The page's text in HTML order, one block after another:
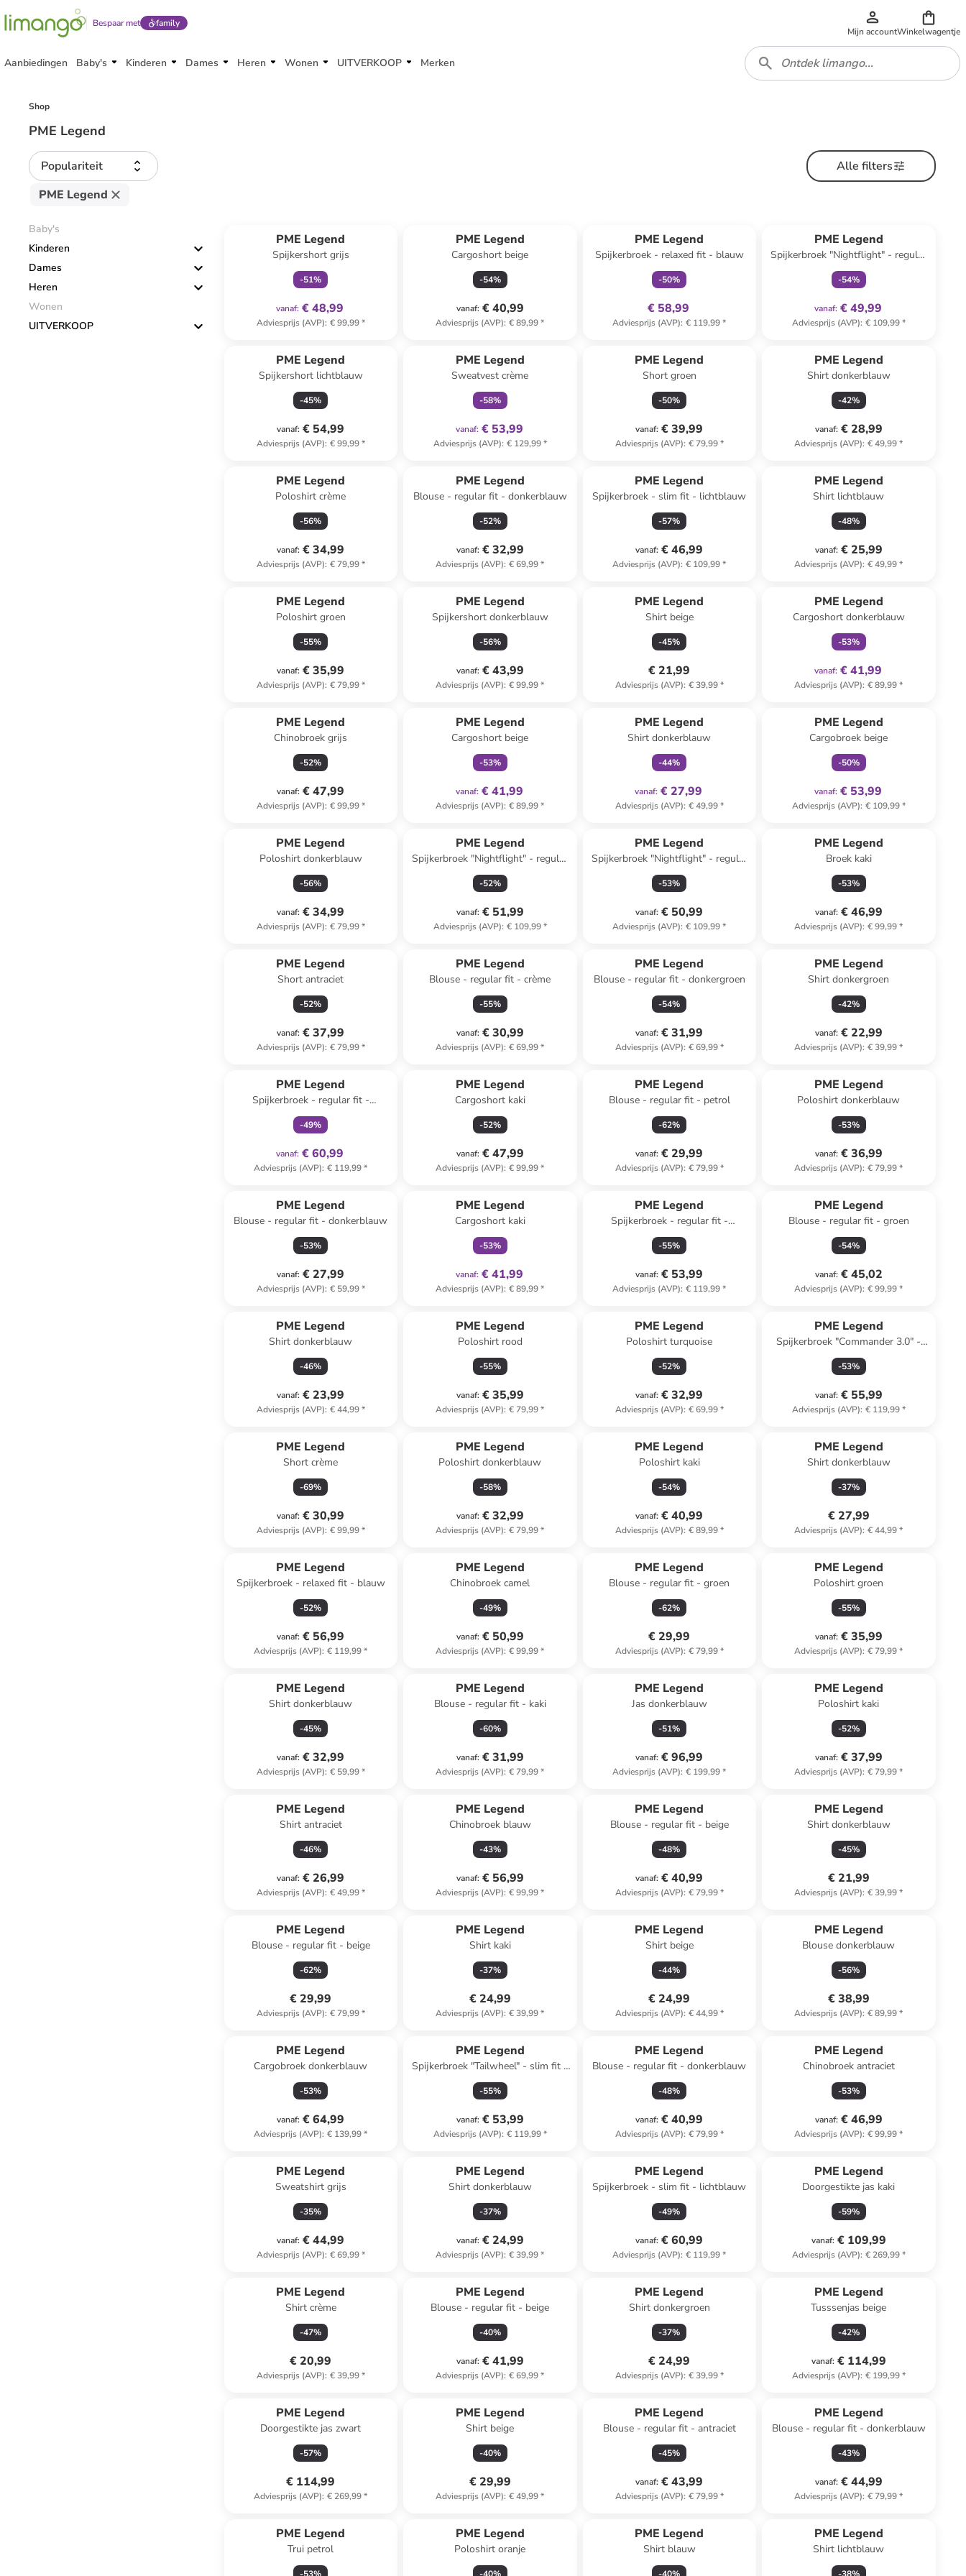
Bespaar met family
Mijn accountWinkelwagentje
Aanbiedingen Baby's Kinderen Dames Heren Wonen UITVERKOOP Merken
Shop
PME Legend
Populariteit
Alle filters
PME Legend
Baby's
Kinderen
Dames
Heren
Wonen
UITVERKOOP
PME Legend
Spijkershort grijs
-51%
vanaf: € 48,99
Adviesprijs (AVP): € 99,99*
PME Legend
Cargoshort beige
-54%
vanaf: € 40,99
Adviesprijs (AVP): € 89,99*
PME Legend
Spijkerbroek - relaxed fit - blauw
-50%
€ 58,99
Adviesprijs (AVP): € 119,99*
PME Legend
Spijkerbroek "Nightflight" - regular
fit - blauw
-54%
vanaf: € 49,99
Adviesprijs (AVP): € 109,99*
PME Legend
Spijkershort lichtblauw
-45%
vanaf: € 54,99
Adviesprijs (AVP): € 99,99*
PME Legend
Sweatvest crème
-58%
vanaf: € 53,99
Adviesprijs (AVP): € 129,99*
PME Legend
Short groen
-50%
vanaf: € 39,99
Adviesprijs (AVP): € 79,99*
PME Legend
Shirt donkerblauw
-42%
vanaf: € 28,99
Adviesprijs (AVP): € 49,99*
PME Legend
Poloshirt crème
-56%
vanaf: € 34,99
Adviesprijs (AVP): € 79,99*
PME Legend
Blouse - regular fit - donkerblauw
-52%
vanaf: € 32,99
Adviesprijs (AVP): € 69,99*
PME Legend
Spijkerbroek - slim fit - lichtblauw
-57%
vanaf: € 46,99
Adviesprijs (AVP): € 109,99*
PME Legend
Shirt lichtblauw
-48%
vanaf: € 25,99
Adviesprijs (AVP): € 49,99*
PME Legend
Poloshirt groen
-55%
vanaf: € 35,99
Adviesprijs (AVP): € 79,99*
PME Legend
Spijkershort donkerblauw
-56%
vanaf: € 43,99
Adviesprijs (AVP): € 99,99*
PME Legend
Shirt beige
-45%
€ 21,99
Adviesprijs (AVP): € 39,99*
PME Legend
Cargoshort donkerblauw
-53%
vanaf: € 41,99
Adviesprijs (AVP): € 89,99*
PME Legend
Chinobroek grijs
-52%
vanaf: € 47,99
Adviesprijs (AVP): € 99,99*
PME Legend
Cargoshort beige
-53%
vanaf: € 41,99
Adviesprijs (AVP): € 89,99*
PME Legend
Shirt donkerblauw
-44%
vanaf: € 27,99
Adviesprijs (AVP): € 49,99*
PME Legend
Cargobroek beige
-50%
vanaf: € 53,99
Adviesprijs (AVP): € 109,99*
PME Legend
Poloshirt donkerblauw
-56%
vanaf: € 34,99
Adviesprijs (AVP): € 79,99*
PME Legend
Spijkerbroek "Nightflight" - regular
fit - donkerblauw
-52%
vanaf: € 51,99
Adviesprijs (AVP): € 109,99*
PME Legend
Spijkerbroek "Nightflight" - regular
fit - donkerblauw
-53%
vanaf: € 50,99
Adviesprijs (AVP): € 109,99*
PME Legend
Broek kaki
-53%
vanaf: € 46,99
Adviesprijs (AVP): € 99,99*
PME Legend
Short antraciet
-52%
vanaf: € 37,99
Adviesprijs (AVP): € 79,99*
PME Legend
Blouse - regular fit - crème
-55%
vanaf: € 30,99
Adviesprijs (AVP): € 69,99*
PME Legend
Blouse - regular fit - donkergroen
-54%
vanaf: € 31,99
Adviesprijs (AVP): € 69,99*
PME Legend
Shirt donkergroen
-42%
vanaf: € 22,99
Adviesprijs (AVP): € 39,99*
PME Legend
Spijkerbroek - regular fit -
donkerblauw
-49%
vanaf: € 60,99
Adviesprijs (AVP): € 119,99*
PME Legend
Cargoshort kaki
-52%
vanaf: € 47,99
Adviesprijs (AVP): € 99,99*
PME Legend
Blouse - regular fit - petrol
-62%
vanaf: € 29,99
Adviesprijs (AVP): € 79,99*
PME Legend
Poloshirt donkerblauw
-53%
vanaf: € 36,99
Adviesprijs (AVP): € 79,99*
PME Legend
Blouse - regular fit - donkerblauw
-53%
vanaf: € 27,99
Adviesprijs (AVP): € 59,99*
PME Legend
Cargoshort kaki
-53%
vanaf: € 41,99
Adviesprijs (AVP): € 89,99*
PME Legend
Spijkerbroek - regular fit -
lichtblauw
-55%
vanaf: € 53,99
Adviesprijs (AVP): € 119,99*
PME Legend
Blouse - regular fit - groen
-54%
vanaf: € 45,02
Adviesprijs (AVP): € 99,99*
PME Legend
Shirt donkerblauw
-46%
vanaf: € 23,99
Adviesprijs (AVP): € 44,99*
PME Legend
Poloshirt rood
-55%
vanaf: € 35,99
Adviesprijs (AVP): € 79,99*
PME Legend
Poloshirt turquoise
-52%
vanaf: € 32,99
Adviesprijs (AVP): € 69,99*
PME Legend
Spijkerbroek "Commander 3.0" -
relaxed fit - donkerblauw
-53%
vanaf: € 55,99
Adviesprijs (AVP): € 119,99*
PME Legend
Short crème
-69%
vanaf: € 30,99
Adviesprijs (AVP): € 99,99*
PME Legend
Poloshirt donkerblauw
-58%
vanaf: € 32,99
Adviesprijs (AVP): € 79,99*
PME Legend
Poloshirt kaki
-54%
vanaf: € 40,99
Adviesprijs (AVP): € 89,99*
PME Legend
Shirt donkerblauw
-37%
€ 27,99
Adviesprijs (AVP): € 44,99*
PME Legend
Spijkerbroek - relaxed fit - blauw
-52%
vanaf: € 56,99
Adviesprijs (AVP): € 119,99*
PME Legend
Chinobroek camel
-49%
vanaf: € 50,99
Adviesprijs (AVP): € 99,99*
PME Legend
Blouse - regular fit - groen
-62%
€ 29,99
Adviesprijs (AVP): € 79,99*
PME Legend
Poloshirt groen
-55%
vanaf: € 35,99
Adviesprijs (AVP): € 79,99*
PME Legend
Shirt donkerblauw
-45%
vanaf: € 32,99
Adviesprijs (AVP): € 59,99*
PME Legend
Blouse - regular fit - kaki
-60%
vanaf: € 31,99
Adviesprijs (AVP): € 79,99*
PME Legend
Jas donkerblauw
-51%
vanaf: € 96,99
Adviesprijs (AVP): € 199,99*
PME Legend
Poloshirt kaki
-52%
vanaf: € 37,99
Adviesprijs (AVP): € 79,99*
PME Legend
Shirt antraciet
-46%
vanaf: € 26,99
Adviesprijs (AVP): € 49,99*
PME Legend
Chinobroek blauw
-43%
vanaf: € 56,99
Adviesprijs (AVP): € 99,99*
PME Legend
Blouse - regular fit - beige
-48%
vanaf: € 40,99
Adviesprijs (AVP): € 79,99*
PME Legend
Shirt donkerblauw
-45%
€ 21,99
Adviesprijs (AVP): € 39,99*
PME Legend
Blouse - regular fit - beige
-62%
€ 29,99
Adviesprijs (AVP): € 79,99*
PME Legend
Shirt kaki
-37%
€ 24,99
Adviesprijs (AVP): € 39,99*
PME Legend
Shirt beige
-44%
€ 24,99
Adviesprijs (AVP): € 44,99*
PME Legend
Blouse donkerblauw
-56%
€ 38,99
Adviesprijs (AVP): € 89,99*
PME Legend
Cargobroek donkerblauw
-53%
vanaf: € 64,99
Adviesprijs (AVP): € 139,99*
PME Legend
Spijkerbroek "Tailwheel" - slim fit -
donkerblauw
-55%
vanaf: € 53,99
Adviesprijs (AVP): € 119,99*
PME Legend
Blouse - regular fit - donkerblauw
-48%
vanaf: € 40,99
Adviesprijs (AVP): € 79,99*
PME Legend
Chinobroek antraciet
-53%
vanaf: € 46,99
Adviesprijs (AVP): € 99,99*
PME Legend
Sweatshirt grijs
-35%
vanaf: € 44,99
Adviesprijs (AVP): € 69,99*
PME Legend
Shirt donkerblauw
-37%
vanaf: € 24,99
Adviesprijs (AVP): € 39,99*
PME Legend
Spijkerbroek - slim fit - lichtblauw
-49%
vanaf: € 60,99
Adviesprijs (AVP): € 119,99*
PME Legend
Doorgestikte jas kaki
-59%
vanaf: € 109,99
Adviesprijs (AVP): € 269,99*
PME Legend
Shirt crème
-47%
€ 20,99
Adviesprijs (AVP): € 39,99*
PME Legend
Blouse - regular fit - beige
-40%
vanaf: € 41,99
Adviesprijs (AVP): € 69,99*
PME Legend
Shirt donkergroen
-37%
€ 24,99
Adviesprijs (AVP): € 39,99*
PME Legend
Tusssenjas beige
-42%
vanaf: € 114,99
Adviesprijs (AVP): € 199,99*
PME Legend
Doorgestikte jas zwart
-57%
€ 114,99
Adviesprijs (AVP): € 269,99*
PME Legend
Shirt beige
-40%
€ 29,99
Adviesprijs (AVP): € 49,99*
PME Legend
Blouse - regular fit - antraciet
-45%
vanaf: € 43,99
Adviesprijs (AVP): € 79,99*
PME Legend
Blouse - regular fit - donkerblauw
-43%
vanaf: € 44,99
Adviesprijs (AVP): € 79,99*
PME Legend
Trui petrol
PME Legend
Poloshirt oranje
PME Legend
Shirt blauw
PME Legend
Shirt lichtblauw